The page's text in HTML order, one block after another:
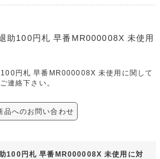
助100円札 早番MR000008X 未使用
円札 早番MR000008X 未使用に関して
連絡下さい。
品へのお問い合わせ
100円札 早番MR000008X 未使用に対